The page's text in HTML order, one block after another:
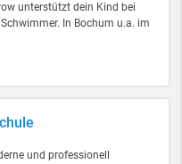
unterstützt dein Kind bei
In Bochum u.a. im
und professionell